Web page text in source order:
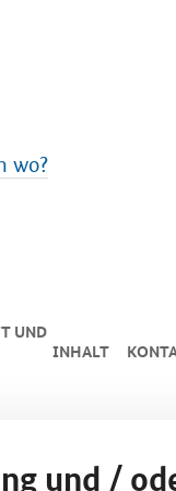
wo?
UND
INHALT
und /